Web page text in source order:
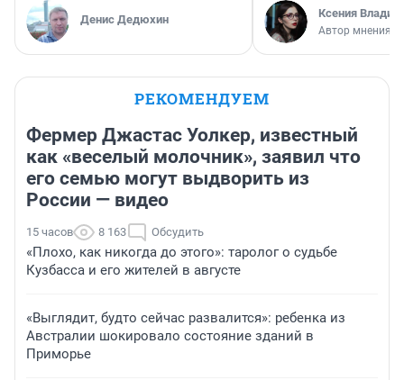
Денис Дедюхин Ксения
Автор мнения
РЕКОМЕНДУЕМ
Фермер Джастас Уолкер, известный
как «веселый молочник», заявил что
его семью могут выдворить из
России — видео
15 часов 8 163 Обсудить
«Плохо, как никогда до этого»: таролог о судьбе
Кузбасса и его жителей в августе
«Выглядит, будто сейчас развалится»: ребенка из
Австралии шокировало состояние зданий в
Приморье